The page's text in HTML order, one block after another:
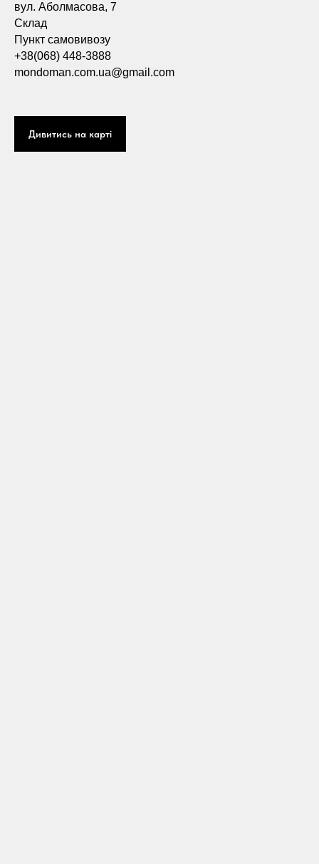
вул. Аболмасова, 7
Склад
Пункт самовивозу
+38(068) 448-3888
mondoman.com.ua@gmail.com
Дивитись на карті